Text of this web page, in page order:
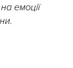
емоції